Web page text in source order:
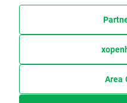
Area